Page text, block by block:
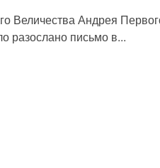
Величества Андрея
разослано письмо в...